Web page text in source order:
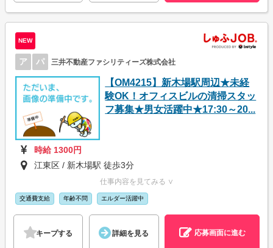
NEW
ア パ 三井不動産ファシリティーズ株式会社
【OM4215】新木場駅周辺★未経
験OK！オフィスビルの清掃スタッ
フ募集★男女活躍中★17:30～20...
時給 1300円
江東区 / 新木場駅 徒歩3分
仕事内容を見てみる ∨
交通費支給 年齢不問 エルダー活躍中
キープする 詳細を見る 応募画面に進む